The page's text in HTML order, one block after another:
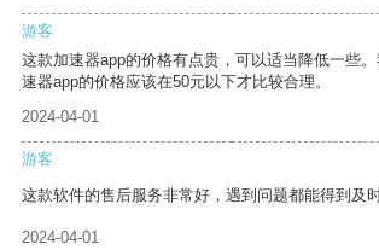
游客
这款加速器app的价格有点贵，可以适当降低一些
速器app的价格应该在50元以下才比较合理。
2024-04-01
游客
这款软件的售后服务非常好，遇到问题都能得到及时
2024-04-01